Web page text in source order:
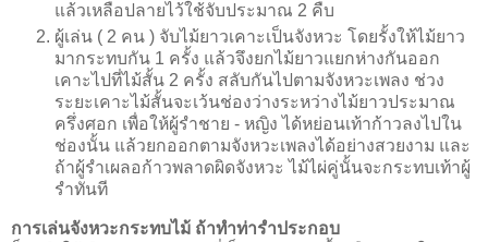
แล้วเหลือปลายไว้ใช้จับประมาณ 2 คืบ
ผู้เล่น ( 2 คน ) จับไม้ยาวเคาะเป็นจังหวะ โดยรั้งให้ไม้ยาว
มากระทบกัน 1 ครั้ง แล้วจึงยกไม้ยาวแยกห่างกันออก
เคาะไปที่ไม้สั้น 2 ครั้ง สลับกันไปตามจังหวะเพลง ช่วง
ระยะเคาะไม้สั้นจะเว้นช่องว่างระหว่างไม้ยาวประมาณ
ครึ่งศอก เพื่อให้ผู้รำชาย - หญิง ได้หย่อนเท้าก้าวลงไปใน
ช่องนั้น แล้วยกออกตามจังหวะเพลงได้อย่างสวยงาม และ
ถ้าผู้รำเผลอก้าวพลาดผิดจังหวะ ไม้ไผ่คู่นั้นจะกระทบเท้าผู้
รำทันที
การเล่นจังหวะกระทบไม้ ถ้าทำท่ารำประกอบ